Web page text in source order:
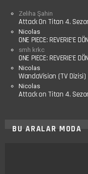
Zeliha Şahin
Attack On Titan 4.
Nicolas
ONE PIECE: REVERIE’E
smh krkc
ONE PIECE: REVERIE’E
Nicolas
WandaVision (TV Dizisi)
Nicolas
Attack on Titan 4.
BU ARALAR MODA